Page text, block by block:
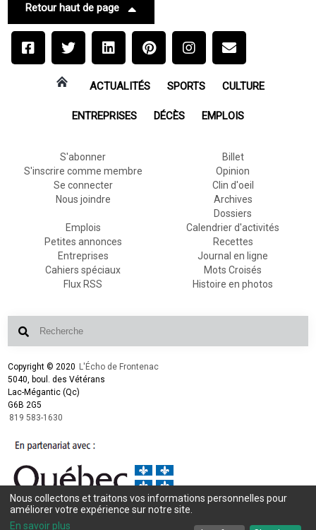
Retour haut de page
ACTUALITÉS SPORTS CULTURE
ENTREPRISES DÉCÈS EMPLOIS
S'abonner
S'inscrire comme membre
Se connecter
Nous joindre
Billet
Opinion
Clin d'oeil
Archives
Dossiers
Emplois
Petites annonces
Entreprises
Cahiers spéciaux
Flux RSS
Calendrier d'activités
Recettes
Journal en ligne
Mots Croisés
Histoire en photos
Copyright © 2020 L'Écho de Frontenac
5040, boul. des Vétérans
Lac-Mégantic (Qc)
G6B 2G5
819 583-1630
Conception et design :L'Écho de Frontenac
Intégration et programmation :
Nous collectons et traitons vos informations personnelles pour
améliorer votre expérience sur notre site.
En savoir plus